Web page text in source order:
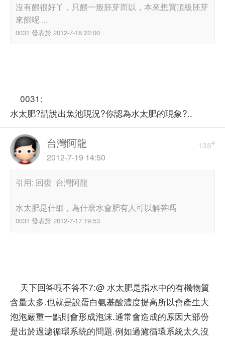
沒有餵很好丫，只餵一般胚芽而以，本來想買頂級胚芽
來餵呢 ...
0031 發表於 2012-7-18 22:00
0031:
水太肥?請說出魚池現況?你認為水太肥的現象?..
138#
台灣阿龍
2012-7-19 14:50
引用: 回復 台灣阿龍
水太肥是什細，為什麼水會肥有人可以解答嗎
0031 發表於 2012-7-17 19:53
天下回答嘎不答不7:@ 水太肥是指水中的有機物質
含量太多.也就是說蛋白氨基酸濃度提高所以會產生大
泡泡嚴重一點則會形成泡沫.通常會造成的原因大部份
是出於過濾循環系統的問題.例如過濾循環系統太久沒